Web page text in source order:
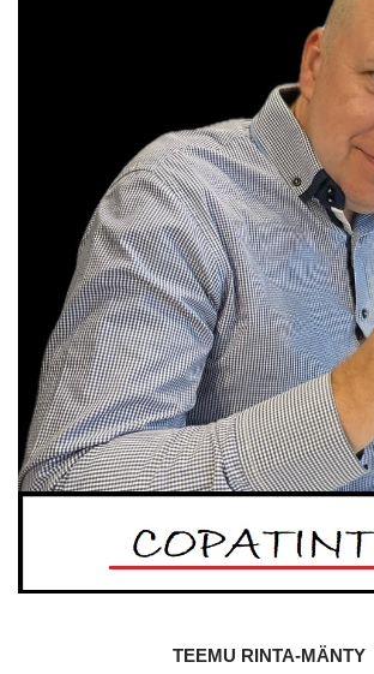
TEEMU RINTA-MÄNTY